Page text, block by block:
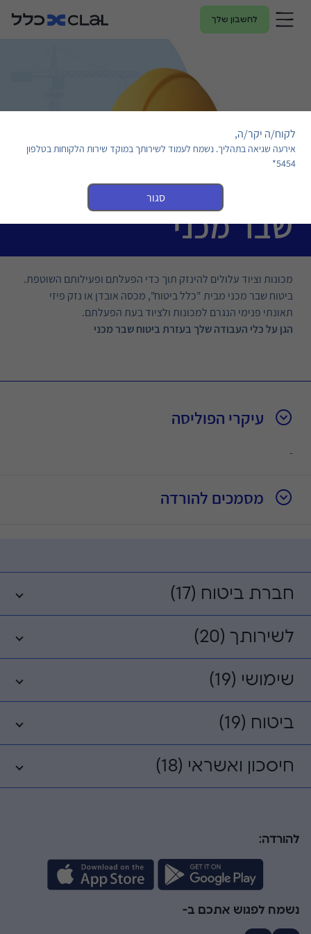
לחשבון שלך
שבר מכני
מכונות וציוד עלולים להינזק תוך כדי הפעלתם ופעילותם השוטפת.
ביטוח שבר מכני מבית "כלל ביטוח", מכסה אובדן או נזק פיזי
תאונתי פנימי הנגרם למכונות ולציוד בעת הפעלתם.
הגן על כלי העבודה שלך בעזרת ביטוח שבר מכני
עיקרי הפוליסה
-
מסמכים להורדה
חברת ביטוח (17)
לשירותך (20)
שימושי (19)
ביטוח (19)
חיסכון ואשראי (18)
להורדה:
נשמח לפגוש אתכם ב-
לקוח/ה יקר/ה,
אירעה שגיאה בתהליך. נשמח לעמוד לשירותך במוקד שירות הלקוחות בטלפון
5454*
סגור